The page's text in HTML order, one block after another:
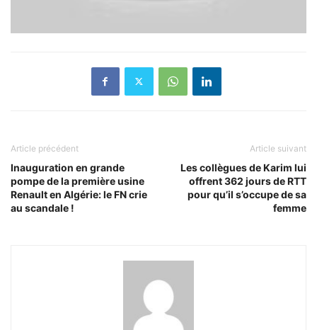
Article précédent
Inauguration en grande
pompe de la première usine
Renault en Algérie: le FN crie
au scandale !
Article suivant
Les collègues de Karim lui
offrent 362 jours de RTT
pour qu’il s’occupe de sa
femme